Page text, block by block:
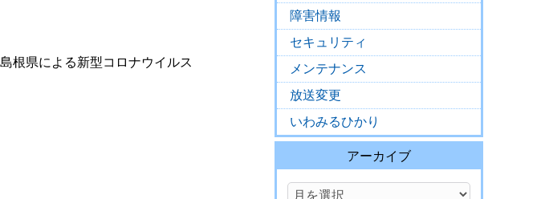
根県による新型コロナウイルス
障害情報
セキュリティ
メンテナンス
放送変更
いわみるひかり
アーカイブ